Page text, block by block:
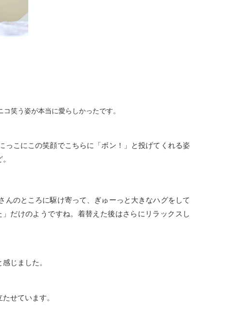
笑う姿が本当に愛らしかったです。
っこにこの笑顔でこちらに「ボン！」と投げてくれる姿
のところに駆け寄って、ぎゅーっと大きなハグをして
だけのようですね。着替えた後はさらにリラックスし
じました。
せています。